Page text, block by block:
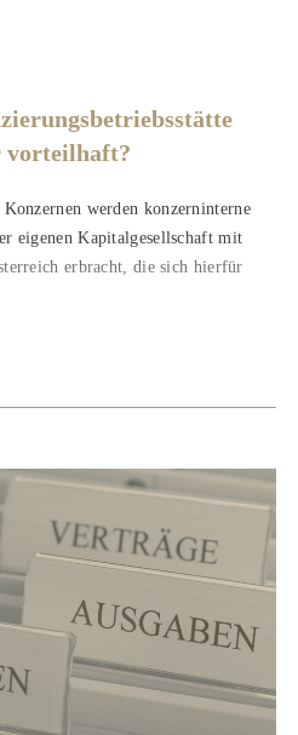
vorteilhaft?
werden konzerninterne
eigenen Kapitalgesellschaft mit
erbracht, die sich hierfür